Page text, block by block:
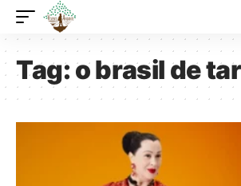
Tag:o brasil de